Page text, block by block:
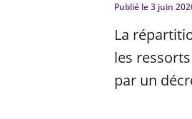
Publié le3 juin
La
les
par un